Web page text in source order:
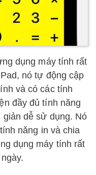
dụng máy tính rất
nó tự động cập
và có các tính
đầy đủ tính năng
dễ sử dụng. Nó
năng in và chia
dụng máy tính rất